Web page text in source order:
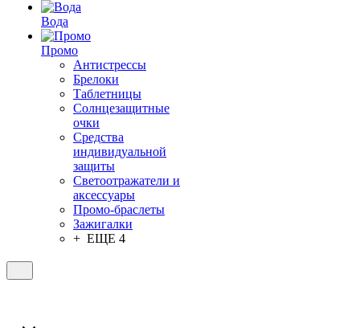
Вода
Промо
Антистрессы
Брелоки
Таблетницы
Солнцезащитные
очки
Средства
индивидуальной
защиты
Светоотражатели и
аксессуары
Промо-браслеты
Зажигалки
+ ЕЩЕ 4